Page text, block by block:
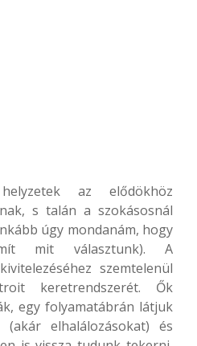
az elődökhöz
s talán a szokásosnál
úgy mondanám, hogy
mit választunk). A
szemtelenül
keretrendszerét. Ők
egy folyamatábrán látjuk
elhalálozásokat) és